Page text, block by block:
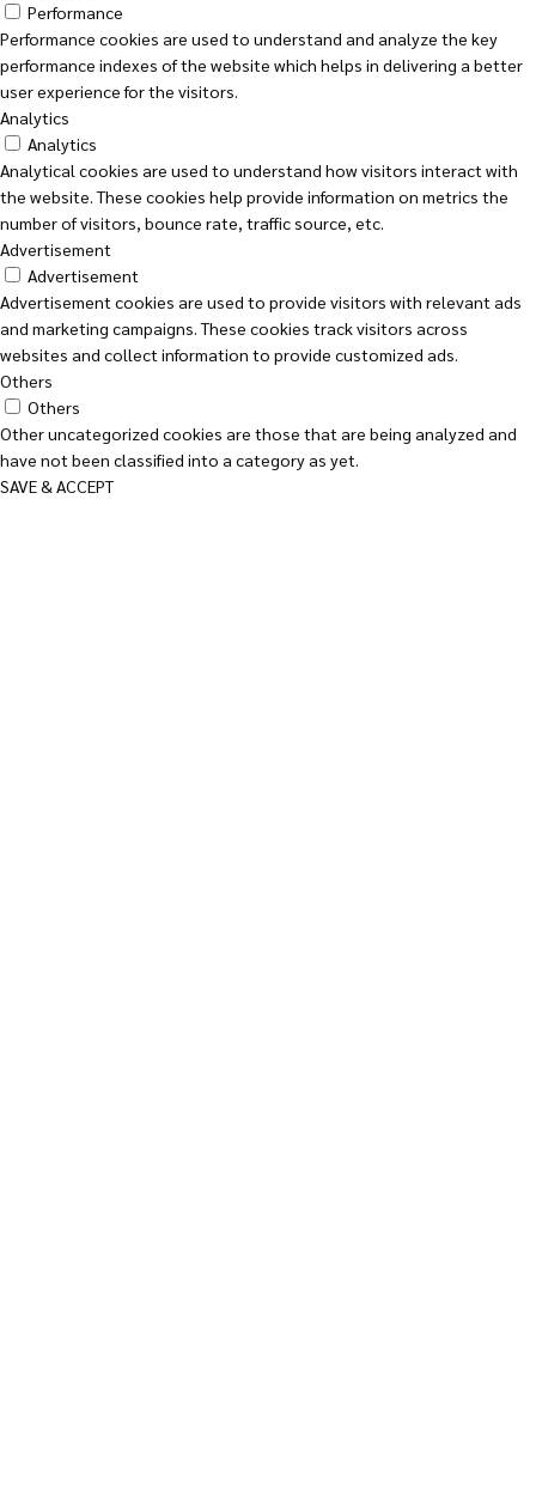
Performance
Performance cookies are used to understand and analyze the key
performance indexes of the website which helps in delivering a better
user experience for the visitors.
Analytics
Analytics
Analytical cookies are used to understand how visitors interact with
the website. These cookies help provide information on metrics the
number of visitors, bounce rate, traffic source, etc.
Advertisement
Advertisement
Advertisement cookies are used to provide visitors with relevant ads
and marketing campaigns. These cookies track visitors across
websites and collect information to provide customized ads.
Others
Others
Other uncategorized cookies are those that are being analyzed and
have not been classified into a category as yet.
SAVE & ACCEPT